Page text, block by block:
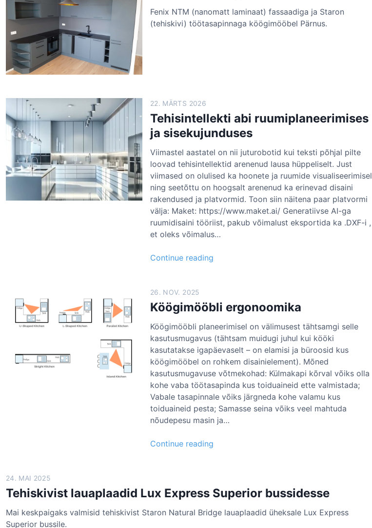
Fenix NTM (nanomatt laminaat) fassaadiga ja Staron
(tehiskivi) töötasapinnaga köögimööbel Pärnus.
22. MÄRTS 2026
Tehisintellekti abi ruumiplaneerimises
ja sisekujunduses
Viimastel aastatel on nii juturobotid kui teksti põhjal pilte
loovad tehisintellektid arenenud lausa hüppeliselt. Just
viimased on olulised ka hoonete ja ruumide visualiseerimisel
ning seetõttu on hoogsalt arenenud ka erinevad disaini
rakendused ja platvormid. Toon siin näitena paar platvormi
välja: Maket: https://www.maket.ai/ Generatiivse AI-ga
ruumidisaini tööriist, pakub võimalust eksportida ka .DXF-i ,
et oleks võimalus…
Continue reading
s
n
t
e
l
l
e
k
t
i
u
i
26. NOV. 2025
Köögimööbli ergonoomika
Köögimööbli planeerimisel on välimusest tähtsamgi selle
kasutusmugavus (tähtsam muidugi juhul kui kööki
kasutatakse igapäevaselt – on elamisi ja büroosid kus
köögimööbel on rohkem disainielement). Mõned
kasutusmugavuse võtmekohad: Külmakapi kõrval võiks olla
kohe vaba töötasapinda kus toiduaineid ette valmistada;
Vabale tasapinnale võiks järgneda kohe valamu kus
toiduaineid pesta; Samasse seina võiks veel mahtuda
nõudepesu masin ja…
Continue reading
i
ö
24. MAI 2025
Tehiskivist lauaplaadid Lux Express Superior bussidesse
Mai keskpaigaks valmisid tehiskivist Staron Natural Bridge lauaplaadid üheksale Lux Express
Superior bussile.